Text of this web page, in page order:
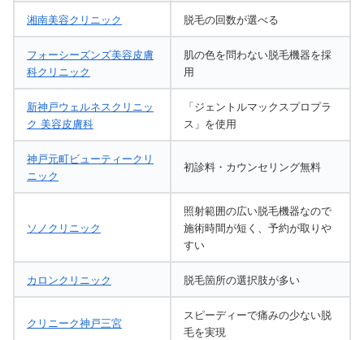
湘南美容クリニック 脱毛の回数が選べる
フォーシーズンズ美容皮膚
科クリニック
肌の色を問わない脱毛機器を採
用
新神戸ウェルネスクリニッ
ク 美容皮膚科
「ジェントルマックスプロプラ
ス」を使用
神戸元町ビューティークリ
ニック
初診料・カウンセリング無料
ソノクリニック
照射範囲の広い脱毛機器なので
施術時間が短く、予約が取りや
すい
カロンクリニック 脱毛箇所の選択肢が多い
クリニーク神戸三宮
スピーディーで痛みの少ない脱
毛を実現